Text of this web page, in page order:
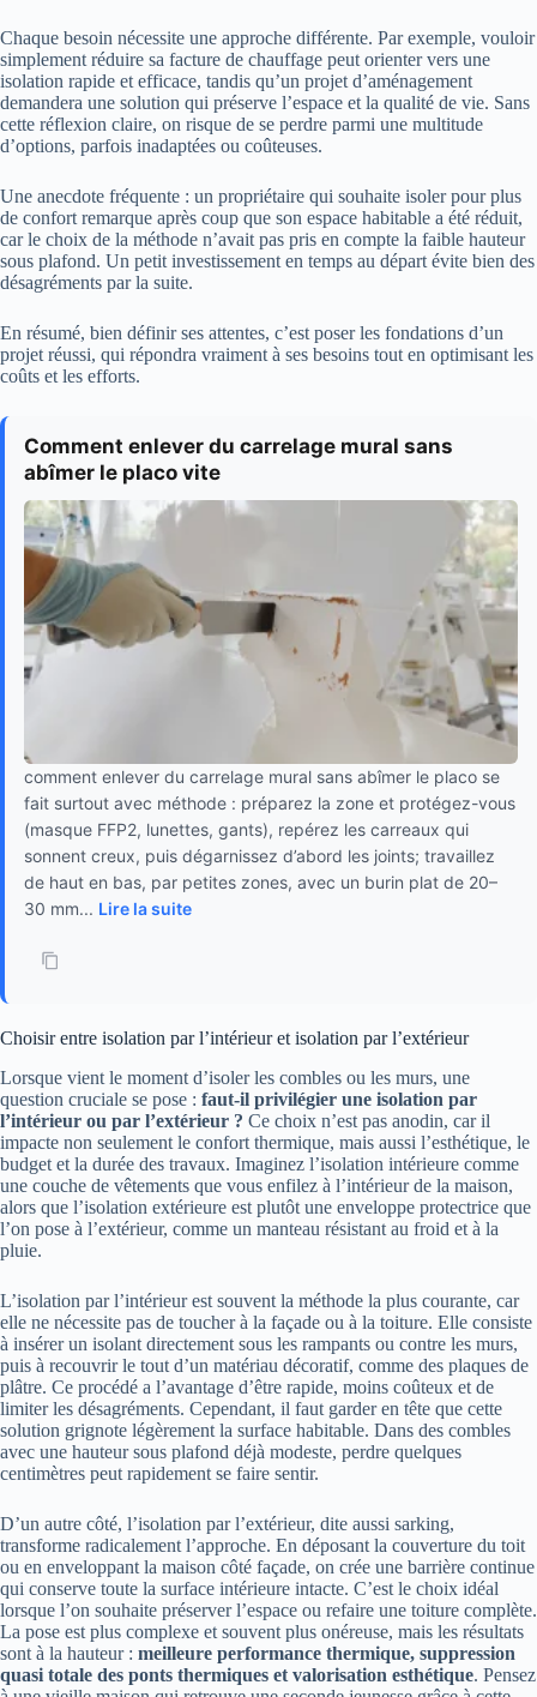
Chaque besoin nécessite une approche différente. Par exemple, vouloir
simplement réduire sa facture de chauffage peut orienter vers une
isolation rapide et efficace, tandis qu’un projet d’aménagement
demandera une solution qui préserve l’espace et la qualité de vie. Sans
cette réflexion claire, on risque de se perdre parmi une multitude
d’options, parfois inadaptées ou coûteuses.
Une anecdote fréquente : un propriétaire qui souhaite isoler pour plus
de confort remarque après coup que son espace habitable a été réduit,
car le choix de la méthode n’avait pas pris en compte la faible hauteur
sous plafond. Un petit investissement en temps au départ évite bien des
désagréments par la suite.
En résumé, bien définir ses attentes, c’est poser les fondations d’un
projet réussi, qui répondra vraiment à ses besoins tout en optimisant les
coûts et les efforts.
Comment enlever du carrelage mural sans
abîmer le placo vite
comment enlever du carrelage mural sans abîmer le placo se
fait surtout avec méthode : préparez la zone et protégez-vous
(masque FFP2, lunettes, gants), repérez les carreaux qui
sonnent creux, puis dégarnissez d’abord les joints; travaillez
de haut en bas, par petites zones, avec un burin plat de 20–
30 mm... Lire la suite
Choisir entre isolation par l’intérieur et isolation par l’extérieur
Lorsque vient le moment d’isoler les combles ou les murs, une
question cruciale se pose : faut-il privilégier une isolation par
l’intérieur ou par l’extérieur ? Ce choix n’est pas anodin, car il
impacte non seulement le confort thermique, mais aussi l’esthétique, le
budget et la durée des travaux. Imaginez l’isolation intérieure comme
une couche de vêtements que vous enfilez à l’intérieur de la maison,
alors que l’isolation extérieure est plutôt une enveloppe protectrice que
l’on pose à l’extérieur, comme un manteau résistant au froid et à la
pluie.
L’isolation par l’intérieur est souvent la méthode la plus courante, car
elle ne nécessite pas de toucher à la façade ou à la toiture. Elle consiste
à insérer un isolant directement sous les rampants ou contre les murs,
puis à recouvrir le tout d’un matériau décoratif, comme des plaques de
plâtre. Ce procédé a l’avantage d’être rapide, moins coûteux et de
limiter les désagréments. Cependant, il faut garder en tête que cette
solution grignote légèrement la surface habitable. Dans des combles
avec une hauteur sous plafond déjà modeste, perdre quelques
centimètres peut rapidement se faire sentir.
D’un autre côté, l’isolation par l’extérieur, dite aussi sarking,
transforme radicalement l’approche. En déposant la couverture du toit
ou en enveloppant la maison côté façade, on crée une barrière continue
qui conserve toute la surface intérieure intacte. C’est le choix idéal
lorsque l’on souhaite préserver l’espace ou refaire une toiture complète.
La pose est plus complexe et souvent plus onéreuse, mais les résultats
sont à la hauteur : meilleure performance thermique, suppression
quasi totale des ponts thermiques et valorisation esthétique. Pensez